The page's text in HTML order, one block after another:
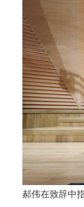
郝伟在致辞中